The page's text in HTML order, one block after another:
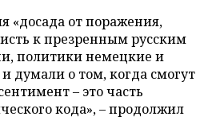
«досада от поражения,
к презренным русским
политики немецкие и
думали о том, когда смогут
– это часть
кода», – продолжил